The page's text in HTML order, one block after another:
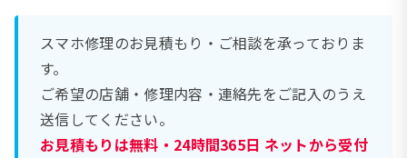
スマホ修理のお見積もり・ご相談を承っておりま
す。
ご希望の店舗・修理内容・連絡先をご記入のうえ
送信してください。
お見積もりは無料・24時間365日 ネットから受付